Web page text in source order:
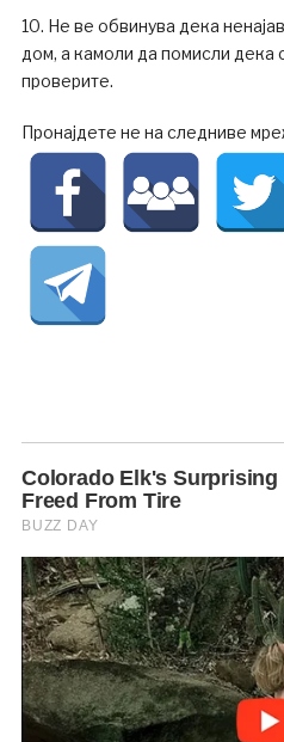
10. Не ве обвинува дека
дом, а камоли да помисли дека
проверите.
Пронајдете не на следниве